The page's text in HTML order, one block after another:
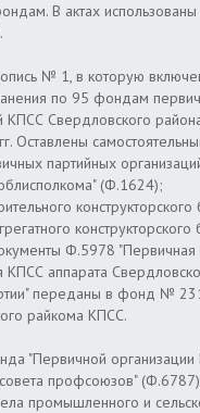
В актах использованы
опись № 1, в которую
по 95 фондам
КПСС Свердловского
Оставлены
партийных
(Ф.1624);
Ф.5978 "Первичная
КПСС аппарата
переданы в фонд №
райкома КПСС.
"Первичной
профсоюзов" (Ф.6787)
промышленного и